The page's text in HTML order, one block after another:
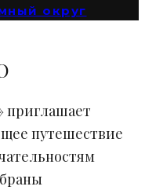
округ
приглашает
путешествие